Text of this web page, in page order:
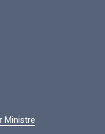
Ministre